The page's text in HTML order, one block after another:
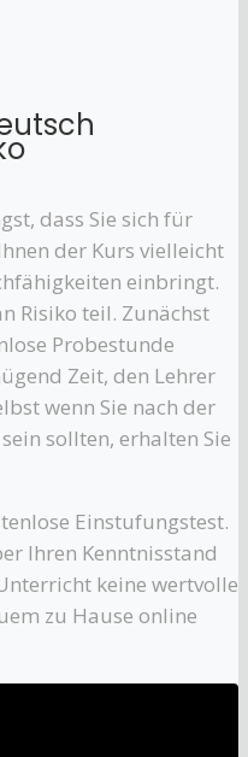
dass Sie sich für
der Kurs vielleicht
einbringt.
Risiko teil. Zunächst
Probestunde
Zeit, den Lehrer
wenn Sie nach der
sollten, erhalten Sie
Einstufungstest.
Ihren Kenntnisstand
keine wertvolle
zu Hause online